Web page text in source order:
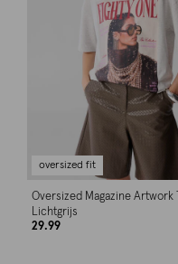
oversized fit
Oversized Magazine Artwork
Lichtgrijs
29.99